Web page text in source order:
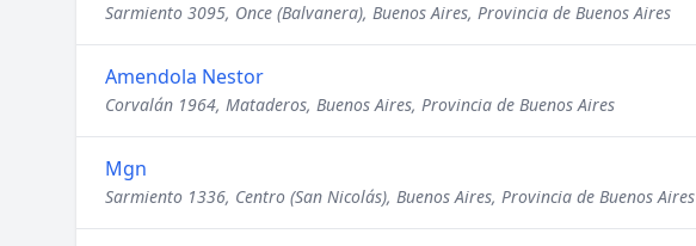
Sarmiento 3095, Once (Balvanera), Buenos Aires, Provincia de Buenos Aires
Amendola Nestor
Corvalán 1964, Mataderos, Buenos Aires, Provincia de Buenos Aires
Mgn
Sarmiento 1336, Centro (San Nicolás), Buenos Aires, Provincia de Buenos Aires